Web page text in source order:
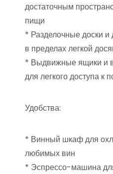
достаточным
пищи
* Разделочные доски и
в пределах легкой
* Выдвижные ящики и
для легкого доступа к
Удобства:
* Винный шкаф для
любимых вин
* Эспрессо-машина